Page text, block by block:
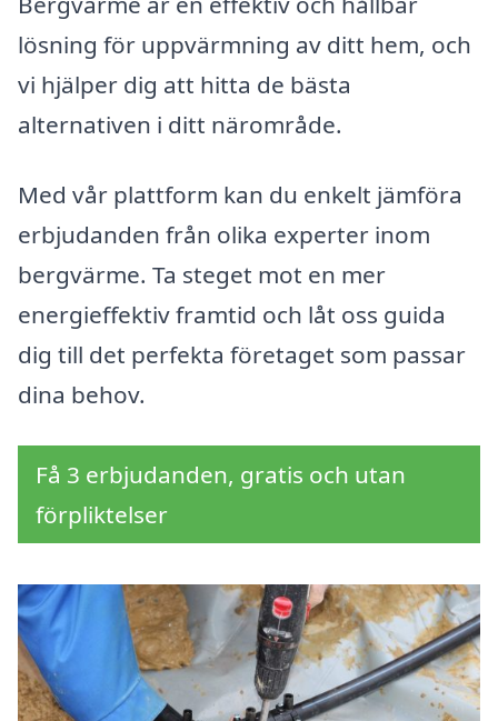
lösning för uppvärmning av ditt hem, och
vi hjälper dig att hitta de bästa
alternativen i ditt närområde.
Med vår plattform kan du enkelt jämföra
erbjudanden från olika experter inom
bergvärme. Ta steget mot en mer
energieffektiv framtid och låt oss guida
dig till det perfekta företaget som passar
dina behov.
Få 3 erbjudanden, gratis och utan
förpliktelser